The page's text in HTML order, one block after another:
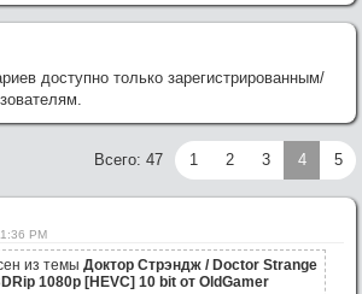
доступно только зарегистрированным/
1 2 3 4 5
Всего: 47
PM
из темы Доктор Стрэндж / Doctor Strange
1080p [HEVC] 10 bit от OldGamer